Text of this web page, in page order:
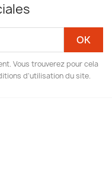
Vous trouverez pour cela
d'utilisation du site.